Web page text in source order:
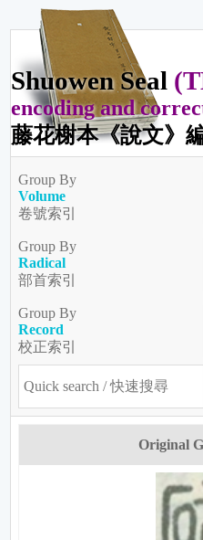
Shuowen Seal
encoding and
藤花榭本《說文》
Group By
Volume
卷號索引
Group By
Radical
部首索引
Group By
Record
校正索引
Original